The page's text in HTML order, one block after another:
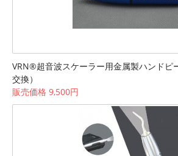
VRN®超音波スケーラー用金属製ハンド
交換）
販売価格 9,500円